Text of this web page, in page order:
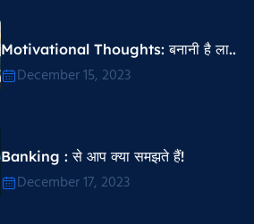
Motivational Thoughts​: बनानी है ला..
December 15, 2023
Banking : से आप क्या समझते हैं!
December 17, 2023